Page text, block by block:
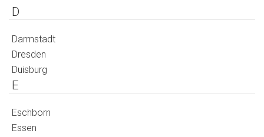
D
Darmstadt
Dresden
Duisburg
E
Eschborn
Essen